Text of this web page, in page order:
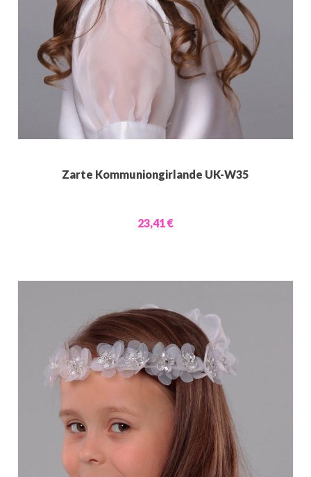
Zarte Kommuniongirlande UK-W35
23,41 €